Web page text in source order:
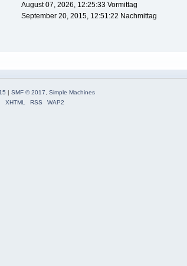
August 07, 2026, 12:25:33 Vormittag
September 20, 2015, 12:51:22 Nachmittag
| SMF © 2017, Simple Machines
XHTML
RSS WAP2